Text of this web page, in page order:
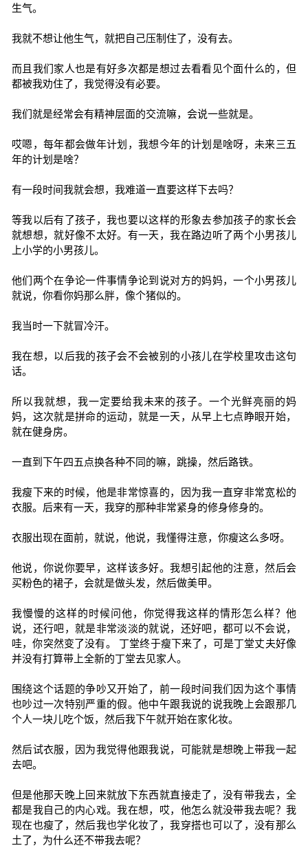
生气。
我就不想让他生气，就把自己压制住了，没有去。
而且我们家人也是有好多次都是想过去看看见个面什么的，但
都被我劝住了，我觉得没有必要。
我们就是经常会有精神层面的交流嘛，会说一些就是。
哎嗯，每年都会做年计划，我想今年的计划是啥呀，未来三五
年的计划是啥？
有一段时间我就会想，我难道一直要这样下去吗？
等我以后有了孩子，我也要以这样的形象去参加孩子的家长会
就想想，就好像不太好。有一天，我在路边听了两个小男孩儿
上小学的小男孩儿。
他们两个在争论一件事情争论到说对方的妈妈，一个小男孩儿
就说，你看你妈那么胖，像个猪似的。
我当时一下就冒冷汗。
我在想，以后我的孩子会不会被别的小孩儿在学校里攻击这句
话。
所以我就想，我一定要给我未来的孩子。一个光鲜亮丽的妈
妈，这次就是拼命的运动，就是一天，从早上七点睁眼开始，
就在健身房。
一直到下午四五点换各种不同的嘛，跳操，然后路铁。
我瘦下来的时候，他是非常惊喜的，因为我一直穿非常宽松的
衣服。后来有一天，我穿的那种非常紧身的修身修身的。
衣服出现在面前，就说，他说，我懂得注意，你瘦这么多呀。
他说，你说你要早，这样该多好。我想引起他的注意，然后会
买粉色的裙子，会就是做头发，然后做美甲。
我慢慢的这样的时候问他，你觉得我这样的情形怎么样？他
说，还行吧，就是非常淡淡的就说，还好吧，都可以不会说，
哇，你突然变了没有。 丁堂终于瘦下来了，可是丁堂丈夫好像
并没有打算带上全新的丁堂去见家人。
围绕这个话题的争吵又开始了，前一段时间我们因为这个事情
也吵过一次特别严重的假。他中午跟我说的说我晚上会跟那几
个人一块儿吃个饭，然后我下午就开始在家化妆。
然后试衣服，因为我觉得他跟我说，可能就是想晚上带我一起
去吧。
但是他那天晚上回来就放下东西就直接走了，没有带我去，全
都是我自己的内心戏。我在想，哎，他怎么就没带我去呢？我
现在也瘦了，然后我也学化妆了，我穿搭也可以了，没有那么
土了，为什么还不带我去呢？